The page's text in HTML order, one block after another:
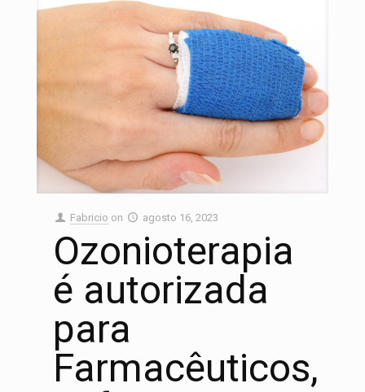
Fabricio on agosto 16, 2023
Ozonioterapia
é autorizada
para
Farmacêuticos,